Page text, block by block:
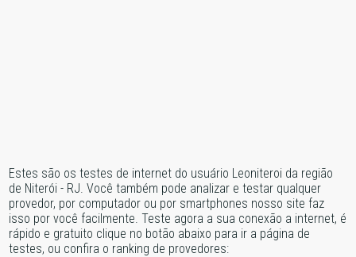
Estes são os testes de internet do usuário Leoniteroi da região
de Niterói - RJ. Você também pode analizar e testar qualquer
provedor, por computador ou por smartphones nosso site faz
isso por você facilmente. Teste agora a sua conexão a internet, é
rápido e gratuito clique no botão abaixo para ir a página de
testes, ou confira o ranking de provedores: